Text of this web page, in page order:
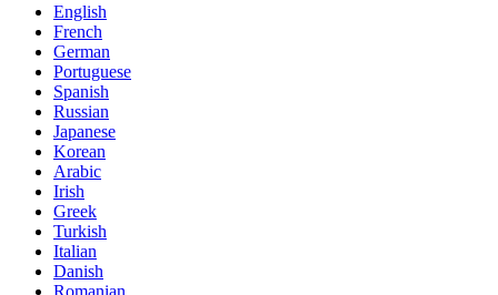
English
French
German
Portuguese
Spanish
Russian
Japanese
Korean
Arabic
Irish
Greek
Turkish
Italian
Danish
Romanian